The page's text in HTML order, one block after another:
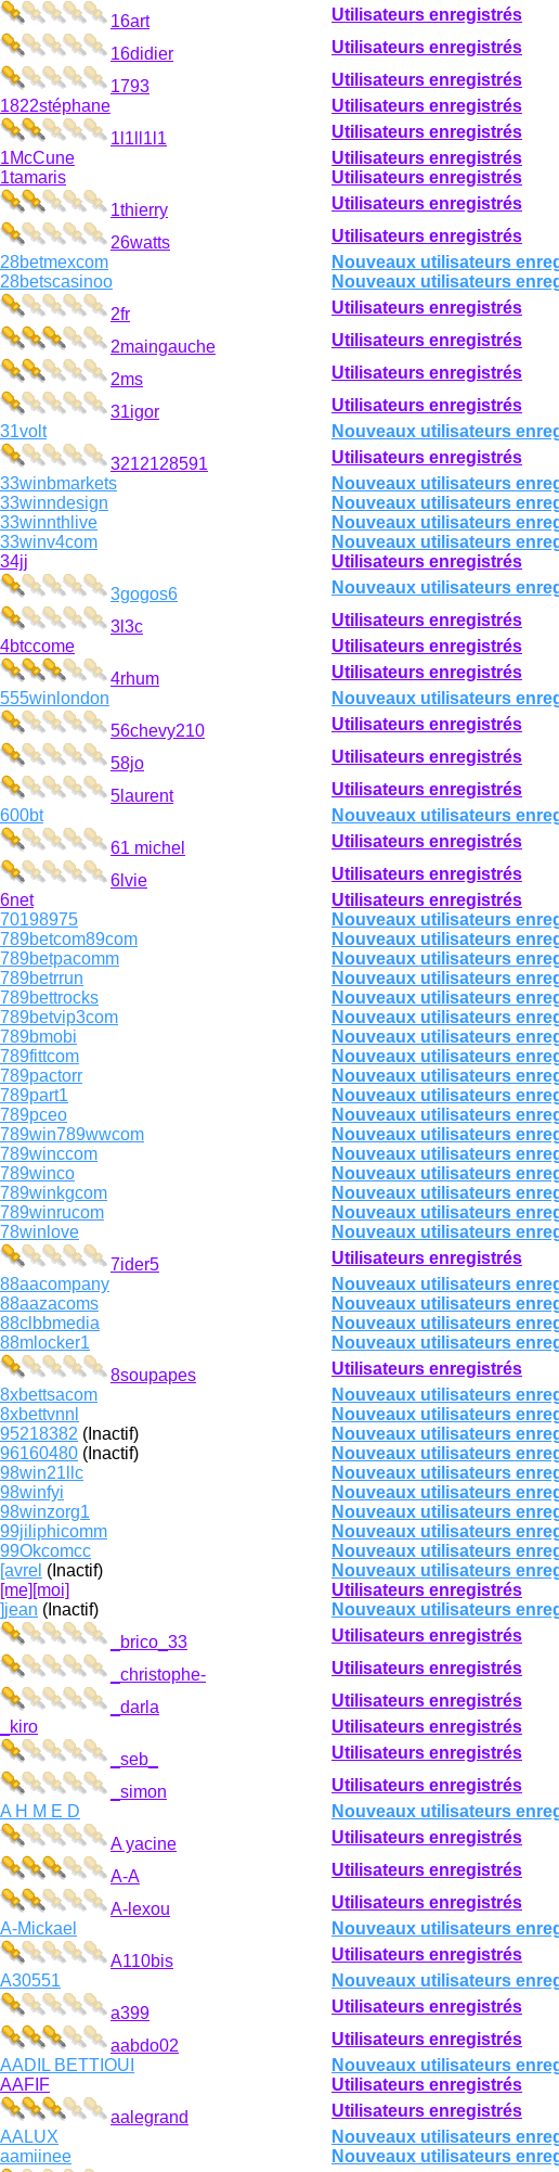
16art Utilisateurs enregistrés
16didier Utilisateurs enregistrés
1793 Utilisateurs enregistrés
1822stéphane
Utilisateurs enregistrés
1l1ll1l1
Utilisateurs enregistrés
1McCune
Utilisateurs enregistrés
1tamaris
Utilisateurs enregistrés
1thierry
Utilisateurs enregistrés
26watts Utilisateurs enregistrés
28betmexcom
Nouveaux utilisateurs
28betscasinoo
Nouveaux utilisateurs
2fr
Utilisateurs enregistrés
2maingauche Utilisateurs enregistrés
2ms Utilisateurs enregistrés
31igor Utilisateurs enregistrés
31volt
Nouveaux utilisateurs
3212128591
Utilisateurs enregistrés
33winbmarkets
Nouveaux utilisateurs
33winndesign
Nouveaux utilisateurs
33winnthlive
Nouveaux utilisateurs
33winv4com
Nouveaux utilisateurs
34jj
Utilisateurs enregistrés
3gogos6
Nouveaux utilisateurs
3l3c Utilisateurs enregistrés
4btccome
Utilisateurs enregistrés
4rhum
Utilisateurs enregistrés
555winlondon
Nouveaux utilisateurs
56chevy210
Utilisateurs enregistrés
58jo Utilisateurs enregistrés
5laurent Utilisateurs enregistrés
600bt
Nouveaux utilisateurs
61 michel
Utilisateurs enregistrés
6lvie Utilisateurs enregistrés
6net
Utilisateurs enregistrés
70198975
Nouveaux utilisateurs
789betcom89com
Nouveaux utilisateurs
789betpacomm
Nouveaux utilisateurs
789betrrun
Nouveaux utilisateurs
789bettrocks
Nouveaux utilisateurs
789betvip3com
Nouveaux utilisateurs
789bmobi
Nouveaux utilisateurs
789fittcom
Nouveaux utilisateurs
789pactorr
Nouveaux utilisateurs
789part1
Nouveaux utilisateurs
789pceo
Nouveaux utilisateurs
789win789wwcom
Nouveaux utilisateurs
789winccom
Nouveaux utilisateurs
789winco
Nouveaux utilisateurs
789winkgcom
Nouveaux utilisateurs
789winrucom
Nouveaux utilisateurs
78winlove
Nouveaux utilisateurs
7ider5
Utilisateurs enregistrés
88aacompany
Nouveaux utilisateurs
88aazacoms
Nouveaux utilisateurs
88clbbmedia
Nouveaux utilisateurs
88mlocker1
Nouveaux utilisateurs
8soupapes
Utilisateurs enregistrés
8xbettsacom
Nouveaux utilisateurs
8xbettvnnl
Nouveaux utilisateurs
95218382 (Inactif) Nouveaux utilisateurs
96160480 (Inactif) Nouveaux utilisateurs
98win21llc
Nouveaux utilisateurs
98winfyi
Nouveaux utilisateurs
98winzorg1
Nouveaux utilisateurs
99jiliphicomm
Nouveaux utilisateurs
99Okcomcc
Nouveaux utilisateurs
[avrel (Inactif) Nouveaux utilisateurs
[me][moi]
Utilisateurs enregistrés
]jean (Inactif) Nouveaux utilisateurs
_brico_33
Utilisateurs enregistrés
_christophe- Utilisateurs enregistrés
_darla Utilisateurs enregistrés
_kiro
Utilisateurs enregistrés
_seb_
Utilisateurs enregistrés
_simon Utilisateurs enregistrés
A H M E D
Nouveaux utilisateurs
A yacine
Utilisateurs enregistrés
A-A Utilisateurs enregistrés
A-lexou Utilisateurs enregistrés
A-Mickael
Nouveaux utilisateurs
A110bis
Utilisateurs enregistrés
A30551
Nouveaux utilisateurs
a399
Utilisateurs enregistrés
aabdo02 Utilisateurs enregistrés
AADIL BETTIOUI
Nouveaux utilisateurs
AAFIF
Utilisateurs enregistrés
aalegrand
Utilisateurs enregistrés
AALUX
Nouveaux utilisateurs
aamiinee
Nouveaux utilisateurs